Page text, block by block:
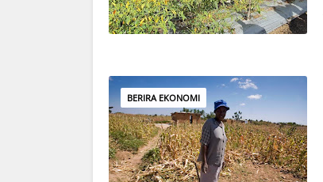
BERIRA EKONOMI